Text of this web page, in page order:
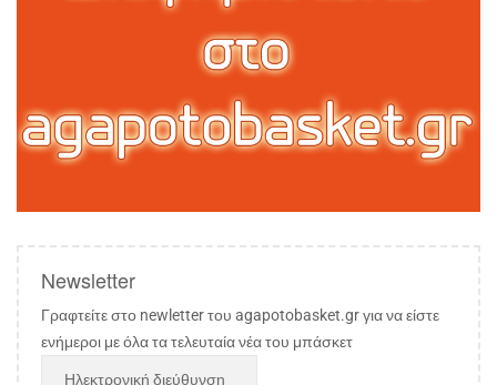
Newsletter
Γραφτείτε στο newletter του agapotobasket.gr για να είστε
ενήμεροι με όλα τα τελευταία νέα του μπάσκετ